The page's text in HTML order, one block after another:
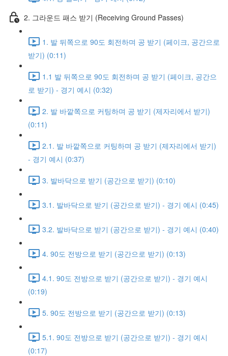
2. 그라운드 패스 받기 (Receiving Ground Passes)
1. 발 뒤쪽으로 90도 회전하며 공 받기 (페이크, 공간으로
받기) (0:11)
1.1 발 뒤쪽으로 90도 회전하며 공 받기 (페이크, 공간으
로 받기) - 경기 예시 (0:32)
2. 발 바깥쪽으로 커팅하며 공 받기 (제자리에서 받기)
(0:11)
2.1. 발 바깥쪽으로 커팅하며 공 받기 (제자리에서 받기)
- 경기 예시 (0:37)
3. 발바닥으로 받기 (공간으로 받기) (0:10)
3.1. 발바닥으로 받기 (공간으로 받기) - 경기 예시 (0:45)
3.2. 발바닥으로 받기 (공간으로 받기) - 경기 예시 (0:40)
4. 90도 전방으로 받기 (공간으로 받기) (0:13)
4.1. 90도 전방으로 받기 (공간으로 받기) - 경기 예시
(0:19)
5. 90도 전방으로 받기 (공간으로 받기) (0:13)
5.1. 90도 전방으로 받기 (공간으로 받기) - 경기 예시
(0:17)